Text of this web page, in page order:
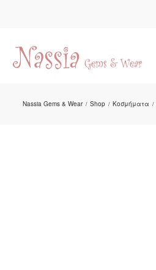
Nassia Gems & Wear / Shop / Κοσμήματα /